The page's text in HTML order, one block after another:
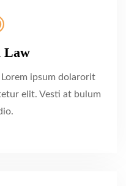
Law
ipsum dolarorit
elit. Vesti at bulum